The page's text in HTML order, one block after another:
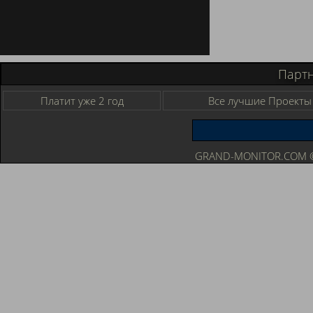
Платит уже 2 год Все лучшие Проекты
GRAND-